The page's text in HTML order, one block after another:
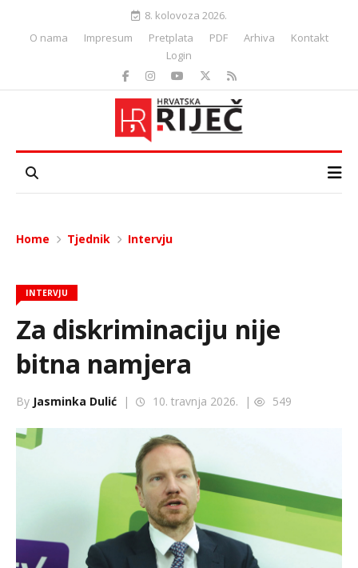
8. kolovoza 2026.
O nama
Impresum Pretplata PDF Arhiva
Kontakt
Login
Home Tjednik Intervju
INTERVJU
Za diskriminaciju nije
bitna namjera
By Jasminka Dulić | 10. travnja 2026. | 549